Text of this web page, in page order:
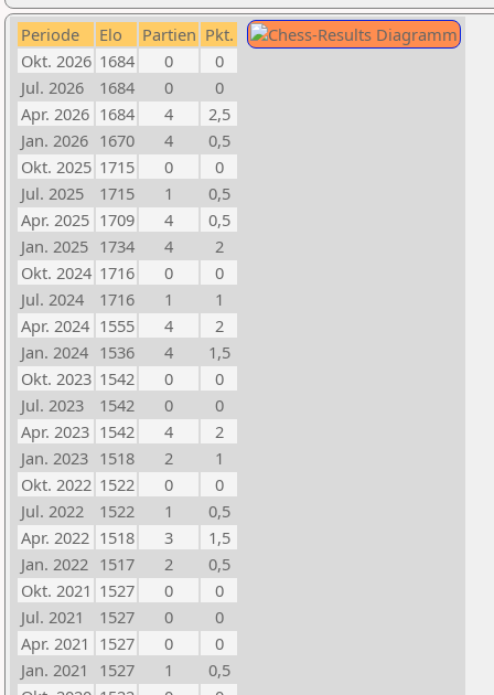
Periode Elo Partien Pkt.
Okt. 2026 1684 0
0
Jul. 2026
1684 0
0
Apr. 2026 1684 4
2,5
Jan. 2026 1670 4
0,5
Okt. 2025 1715 0
0
Jul. 2025
1715 1
0,5
Apr. 2025 1709 4
0,5
Jan. 2025 1734 4
2
Okt. 2024 1716 0
0
Jul. 2024
1716 1
1
Apr. 2024 1555 4
2
Jan. 2024 1536 4
1,5
Okt. 2023 1542 0
0
Jul. 2023
1542 0
0
Apr. 2023 1542 4
2
Jan. 2023 1518 2
1
Okt. 2022 1522 0
0
Jul. 2022
1522 1
0,5
Apr. 2022 1518 3
1,5
Jan. 2022 1517 2
0,5
Okt. 2021 1527 0
0
Jul. 2021
1527 0
0
Apr. 2021 1527 0
0
Jan. 2021
1527 1
0,5